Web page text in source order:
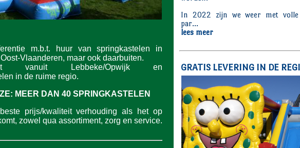
m.b.t. huur van springkastelen in
Vlaanderen, maar ook daarbuiten.
vanuit Lebbeke/Opwijk en
in de ruime regio.
MEER DAN 40 SPRINGKASTELEN
prijs/kwaliteit verhouding als het op
zowel qua assortiment, zorg en service.